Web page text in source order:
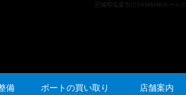
宮城県塩釜市のYAMAHAボート
備 ボートの買い取り 店舗案内